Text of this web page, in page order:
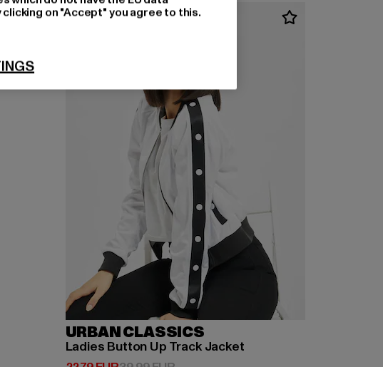
-43%
URBAN CLASSICS
Ladies Button Up Track Jacket
on "Accept" you agree to this.